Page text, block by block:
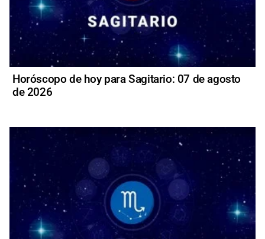
Horóscopo de hoy para Sagitario: 07 de agosto
de 2026